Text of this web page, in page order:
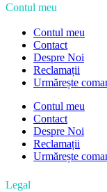
Contul meu
Contul meu
Contact
Despre Noi
Reclamații
Urmărește
Contul meu
Contact
Despre Noi
Reclamații
Urmărește
Legal